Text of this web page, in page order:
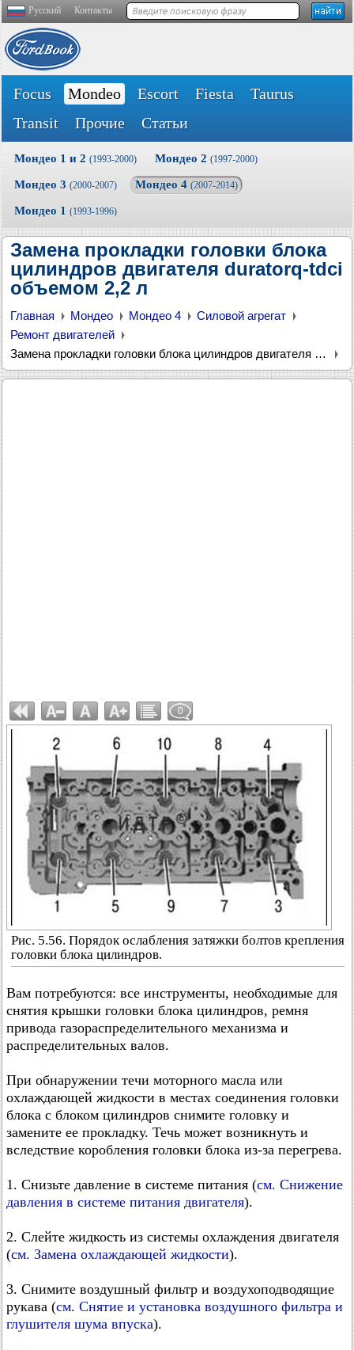
Русский Контакты
Focus Mondeo Escort Fiesta
Taurus
Transit
Прочие Статьи
Мондео 1 и 2 (1993-2000) Мондео 2 (1997-2000)
Мондео 3 (2000-2007) Мондео 4 (2007-2014)
Мондео 1 (1993-1996)
Замена прокладки головки блока
цилиндров двигателя duratorq-tdci
объемом 2,2 л
Главная Мондео Мондео 4
Силовой агрегат
Ремонт двигателей
Замена прокладки головки блока цилиндров двигателя duratorq-tdci объемом 2,2 л
0
Рис. 5.56. Порядок ослабления затяжки болтов крепления
головки блока цилиндров.
Вам потребуются: все инструменты, необходимые для
снятия крышки головки блока цилиндров, ремня
привода газораспределительного механизма и
распределительных валов.
При обнаружении течи моторного масла или
охлаждающей жидкости в местах соединения головки
блока с блоком цилиндров снимите головку и
замените ее прокладку. Течь может возникнуть и
вследствие коробления головки блока из-за перегрева.
1. Снизьте давление в системе питания (см. Снижение
давления в системе питания двигателя).
2. Слейте жидкость из системы охлаждения двигателя
(см. Замена охлаждающей жидкости).
3. Снимите воздушный фильтр и воздухоподводящие
рукава (см. Снятие и установка воздушного фильтра и
глушителя шума впуска).